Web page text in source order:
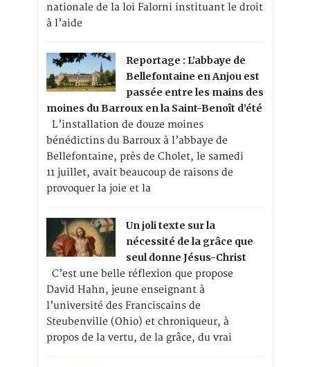
nationale de la loi Falorni instituant le droit
à l’aide
Reportage : L’abbaye de
Bellefontaine en Anjou est
passée entre les mains des
moines du Barroux en la Saint-Benoît d’été
L’installation de douze moines
bénédictins du Barroux à l’abbaye de
Bellefontaine, près de Cholet, le samedi
11 juillet, avait beaucoup de raisons de
provoquer la joie et la
Un joli texte sur la
nécessité de la grâce que
seul donne Jésus-Christ
C’est une belle réflexion que propose
David Hahn, jeune enseignant à
l’université des Franciscains de
Steubenville (Ohio) et chroniqueur, à
propos de la vertu, de la grâce, du vrai